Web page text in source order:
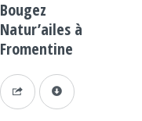
Bougez
Natur’ailes à
Fromentine